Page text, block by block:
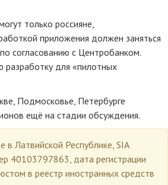
только россияне,
приложения должен заняться
согласованию с Центробанком.
для «пилотных
Подмосковье, Петербурге
ещё на стадии обсуждения.
в Латвийской Республике, SIA
40103797863, дата регистрации
в реестр иностранных средств